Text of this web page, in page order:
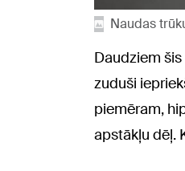
Naudas
Daudziem
zuduši
piemēram,
apstākļu dēļ.